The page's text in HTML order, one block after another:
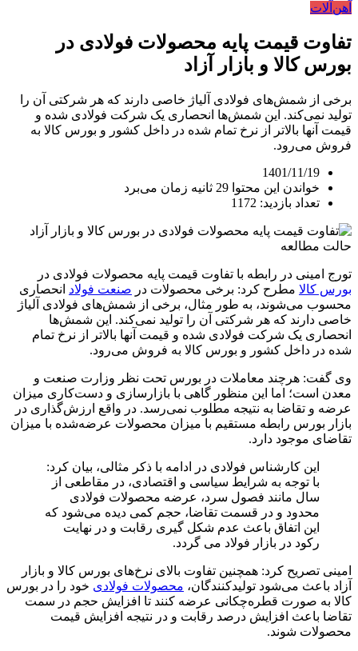
آهن‌آلات
تفاوت قیمت پایه محصولات فولادی در
بورس کالا و بازار آزاد
برخی از شمش‌های فولادی آلیاژ خاصی دارند که هر شرکتی آن را
تولید نمی‌کند. این شمش‌ها انحصاری یک شرکت فولادی شده و
قیمت آنها بالاتر از نرخ تمام شده در داخل کشور و بورس کالا به
فروش می‌رود.
1401/11/19
خواندن این محتوا 29 ثانیه زمان می‌برد
تعداد بازدید: 1172
حالت مطالعه
تورج امینی در رابطه با تفاوت قیمت پایه محصولات فولادی در
بورس کالا مطرح کرد: برخی محصولات در صنعت فولاد انحصاری
محسوب می‌شوند، به طور مثال، برخی از شمش‌های فولادی آلیاژ
خاصی دارند که هر شرکتی آن را تولید نمی‌کند. این شمش‌ها
انحصاری یک شرکت فولادی شده و قیمت آنها بالاتر از نرخ تمام
شده در داخل کشور و بورس کالا به فروش می‌رود.
وی گفت: هرچند معاملات در بورس تحت نظر وزارت صنعت و
معدن است؛ اما این منظور گاهی با بازارسازی و دست‌کاری میزان
عرضه و تقاضا به نتیجه مطلوب نمی‌رسد. در واقع ارزش‌گذاری در
بازار بورس رابطه مستقیم با میزان محصولات عرضه‌شده با میزان
تقاضای موجود دارد.
این کارشناس فولادی در ادامه با ذکر مثالی، بیان کرد:
با توجه به شرایط سیاسی و اقتصادی، در مقاطعی از
سال مانند فصول سرد، عرضه محصولات فولادی
محدود و در قسمت تقاضا، حجم کمی دیده می‌شود که
این اتفاق باعث عدم شکل گیری رقابت و در نهایت
رکود در بازار فولاد می گردد.
امینی تصریح کرد: همچنین تفاوت بالای نرخ‌های بورس کالا و بازار
آزاد باعث می‌شود تولیدکنندگان، محصولات فولادی خود را در بورس
کالا به صورت قطره‌چکانی عرضه کنند تا افزایش حجم در سمت
تقاضا باعث افزایش درصد رقابت و در نتیجه افزایش قیمت
محصولات شوند.